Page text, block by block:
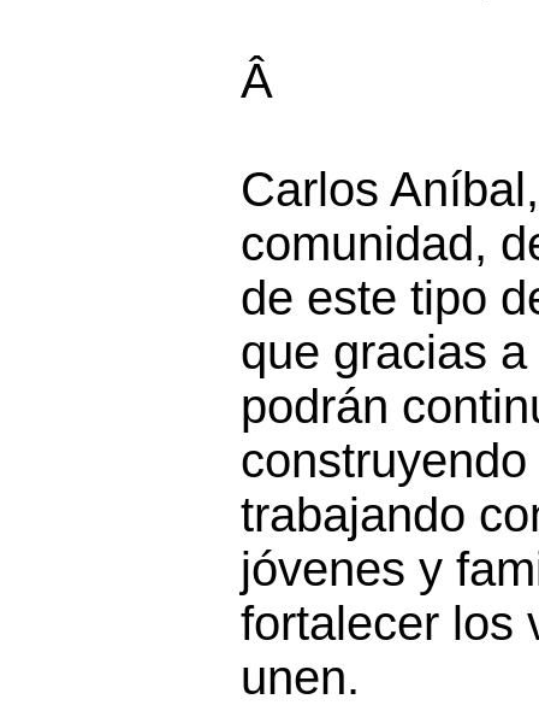
Â
Carlos
comunidad,
de este tipo
que gracias
podrán
trabajando
jóvenes y
fortalecer los
unen.